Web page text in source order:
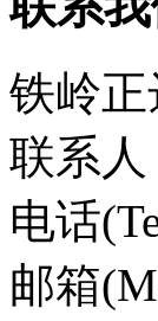
铁岭
联系
电话
邮箱